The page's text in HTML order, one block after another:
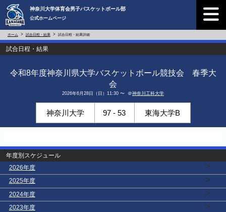
神奈川大学体育会男子バスケットボール部
公式ホームページ
ホーム 試合日程・結果 試合日程・結果詳細
試合日程・結果
令和8年度神奈川県大学バスケットボール競技会 春季大
会
2026年6月28日（日）11:30 〜 ＠神奈川工科大学
神奈川大学 97 - 53 東海大学B
年度別スケジュール
2026年度
>
2025年度 >
2024年度 >
2023年度 >